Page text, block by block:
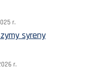
r.
syreny
r.